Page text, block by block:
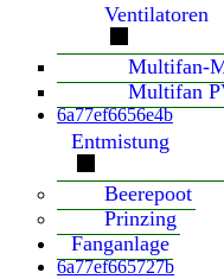
Ventilatoren
Multifan-
Multifan
6a77ef6656e4b
Entmistung
Beerepoot
Prinzing
Fanganlage
6a77ef665727b